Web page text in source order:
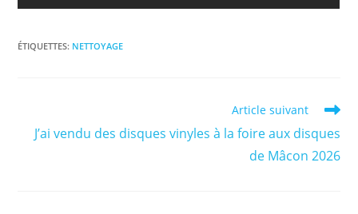
ÉTIQUETTES: NETTOYAGE
articles
Article suivant
J’ai vendu des disques vinyles à la foire aux disques
de Mâcon 2026